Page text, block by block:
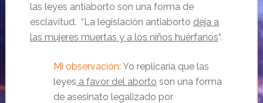
las leyes antiaborto son una forma de
esclavitud. “La legislación antiaborto deja a
las mujeres muertas y a los niños huérfanos“.
Mi observación: Yo replicaría que las
leyes a favor del aborto son una forma
de asesinato legalizado por